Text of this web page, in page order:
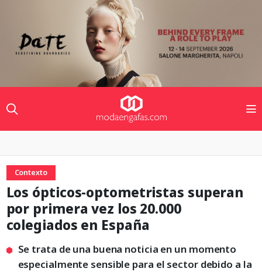
Contexto
Los ópticos-optometristas superan
por primera vez los 20.000
colegiados en España
Se trata de una buena noticia en un momento
especialmente sensible para el sector debido a la